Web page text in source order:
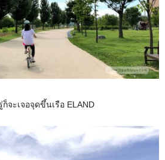
จะเจอจุดขึ้นเรือ ELAND